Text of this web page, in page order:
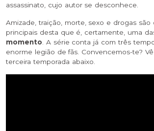
assassinato, cujo autor se desconhece.
Amizade, traição, morte, sexo e drogas são
principais desta que é, certamente, uma
momento. A série conta já com três
enorme legião de fãs. Convencemos-te?
terceira temporada abaixo.